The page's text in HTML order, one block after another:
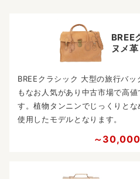
BREE
ヌメ
BREEクラシック 大型の旅行バ
もなお人気があり中古市場で高
す。植物タンニンでじっくりと
使用したモデルとなります。
～30,000